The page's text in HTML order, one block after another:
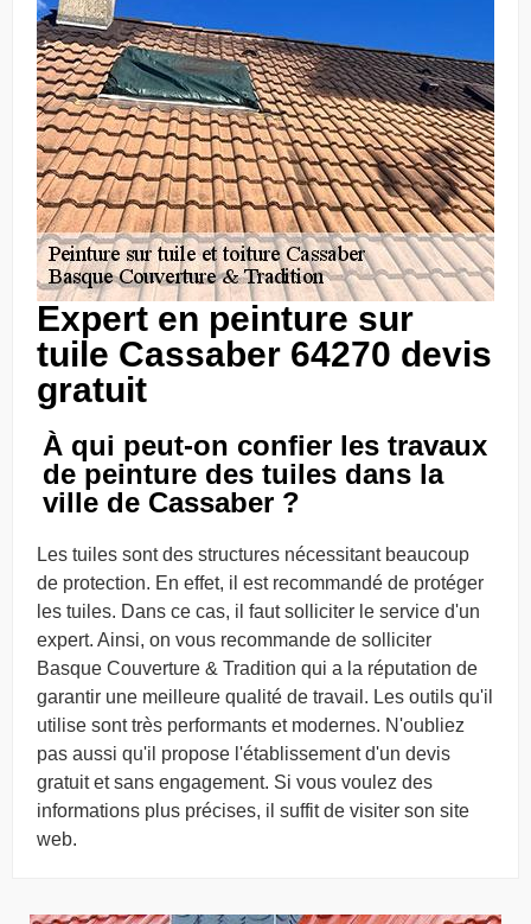
Expert en peinture sur
tuile Cassaber 64270 devis
gratuit
À qui peut-on confier les travaux
de peinture des tuiles dans la
ville de Cassaber ?
Les tuiles sont des structures nécessitant beaucoup
de protection. En effet, il est recommandé de protéger
les tuiles. Dans ce cas, il faut solliciter le service d'un
expert. Ainsi, on vous recommande de solliciter
Basque Couverture & Tradition qui a la réputation de
garantir une meilleure qualité de travail. Les outils qu'il
utilise sont très performants et modernes. N'oubliez
pas aussi qu'il propose l'établissement d'un devis
gratuit et sans engagement. Si vous voulez des
informations plus précises, il suffit de visiter son site
web.